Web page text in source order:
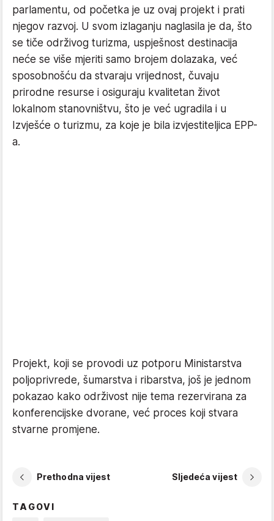
parlamentu, od početka je uz ovaj projekt i prati
njegov razvoj. U svom izlaganju naglasila je da, što
se tiče održivog turizma, uspješnost destinacija
neće se više mjeriti samo brojem dolazaka, već
sposobnošću da stvaraju vrijednost, čuvaju
prirodne resurse i osiguraju kvalitetan život
lokalnom stanovništvu, što je već ugradila i u
Izvješće o turizmu, za koje je bila izvjestiteljica EPP-
a.
Projekt, koji se provodi uz potporu Ministarstva
poljoprivrede, šumarstva i ribarstva, još je jednom
pokazao kako održivost nije tema rezervirana za
konferencijske dvorane, već proces koji stvara
stvarne promjene.
Prethodna vijest Sljedeća vijest
TAGOVI